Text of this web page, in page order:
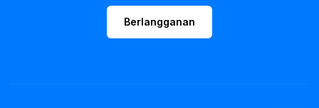
Berlangganan